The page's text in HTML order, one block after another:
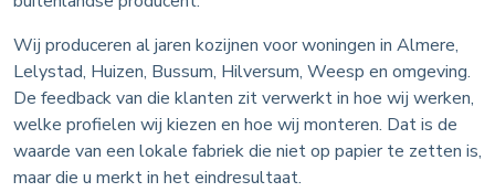
Wij produceren al jaren kozijnen voor woningen in Almere,
Lelystad, Huizen, Bussum, Hilversum, Weesp en omgeving.
De feedback van die klanten zit verwerkt in hoe wij werken,
welke profielen wij kiezen en hoe wij monteren. Dat is de
waarde van een lokale fabriek die niet op papier te zetten is,
maar die u merkt in het eindresultaat.